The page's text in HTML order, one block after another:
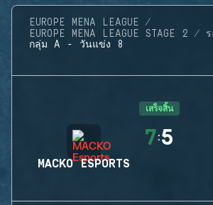
EUROPE MENA LEAGUE
EUROPE MENA LEAGUE STAGE 2
กลุ่ม A - วันแข่ง 8
เสร็จสิ้น
MACKO ESPORTS
7:5